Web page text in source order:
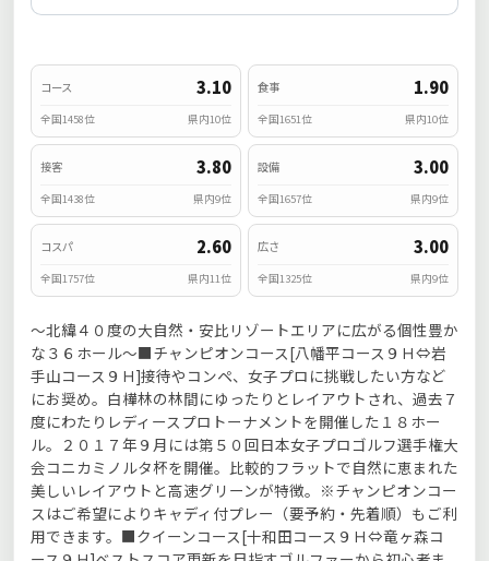
コース 3.10
全国1458位 県内10位
食事 1.90
全国1651位 県内10位
接客 3.80
全国1438位 県内9位
設備 3.00
全国1657位 県内9位
コスパ 2.60
全国1757位 県内11位
広さ 3.00
全国1325位 県内9位
～北緯４０度の大自然・安比リゾートエリアに広がる個性豊か
な３６ホール～■チャンピオンコース[八幡平コース９Ｈ⇔岩
手山コース９Ｈ]接待やコンペ、女子プロに挑戦したい方など
にお奨め。白樺林の林間にゆったりとレイアウトされ、過去７
度にわたりレディースプロトーナメントを開催した１８ホー
ル。２０１７年９月には第５０回日本女子プロゴルフ選手権大
会コニカミノルタ杯を開催。比較的フラットで自然に恵まれた
美しいレイアウトと高速グリーンが特徴。※チャンピオンコー
スはご希望によりキャディ付プレー（要予約・先着順）もご利
用できます。■クイーンコース[十和田コース９Ｈ⇔竜ヶ森コ